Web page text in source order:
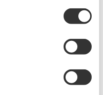
EJX110B verfügt
und
wie zur